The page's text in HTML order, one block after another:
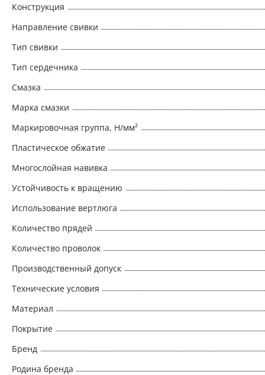
Конструкция
Направление свивки
Тип свивки
Тип сердечника
Смазка
Марка смазки
Маркировочная группа, Н/мм²
Пластическое обжатие
Многослойная навивка
Устойчивость к вращению
Использование вертлюга
Количество прядей
Количество проволок
Производственный допуск
Технические условия
Материал
Покрытие
Бренд
Родина бренда